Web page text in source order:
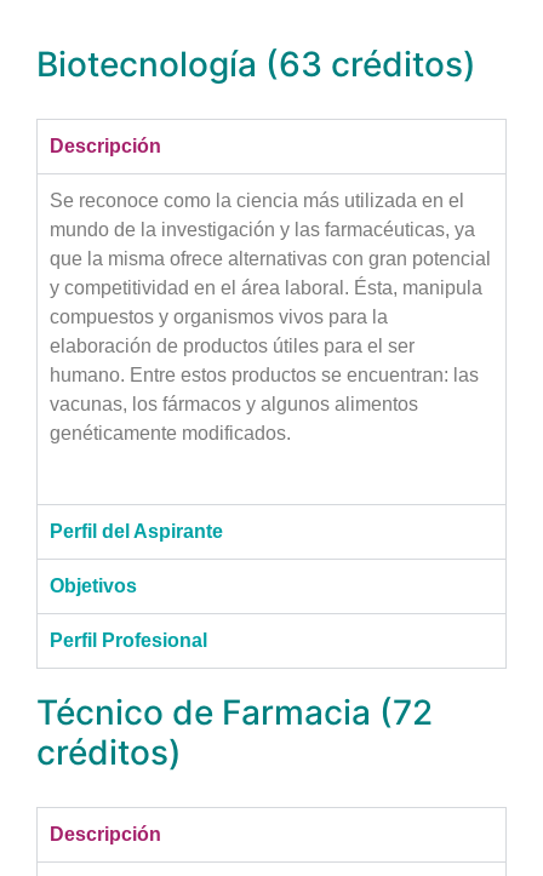
r
o
Biotecnología (63 créditos)
Descripción
Se reconoce como la ciencia más utilizada en el
mundo de la investigación y las farmacéuticas, ya
que la misma ofrece alternativas con gran potencial
y competitividad en el área laboral. Ésta, manipula
compuestos y organismos vivos para la
elaboración de productos útiles para el ser
humano. Entre estos productos se encuentran: las
vacunas, los fármacos y algunos alimentos
genéticamente modificados.
Perfil del Aspirante
Objetivos
Perfil Profesional
Técnico de Farmacia (72
créditos)
Descripción